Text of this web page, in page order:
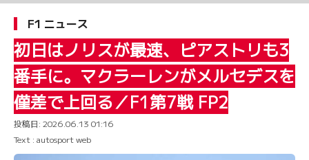
F1 ニュース
初日はノリスが最速、ピアストリも3
番手に。マクラーレンがメルセデスを
僅差で上回る／F1第7戦 FP2
投稿日: 2026.06.13 01:16
Text : autosport web